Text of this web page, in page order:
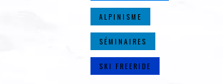
ALPINISME
SÉMINAIRES
SKI FREERIDE